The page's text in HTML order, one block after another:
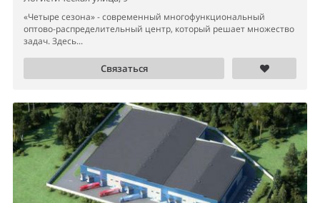
Складской комплекс,класс A
Климовск
реализуемые площади по запросу
Московская область, Подольск, микрорайон Климовск,
Коммунальная улица, 23А